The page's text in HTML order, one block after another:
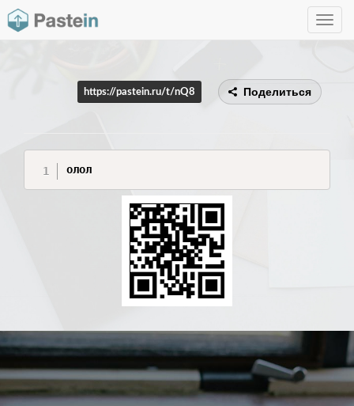
Toggle
https://pastein.ru/t/nQ8 Поделиться
олол